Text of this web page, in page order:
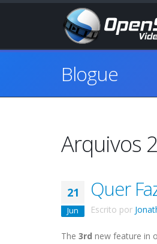
Blogue
Arquivos
21
Jun
Quer
Escrito por
The 3rd new feature in